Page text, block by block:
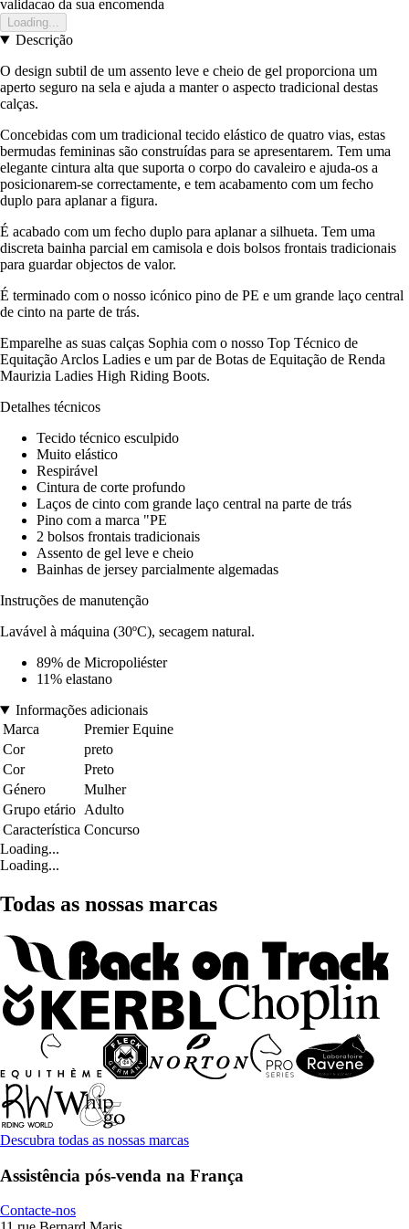
validacao da sua encomenda
Loading...
Descrição
O design subtil de um assento leve e cheio de gel proporciona um
aperto seguro na sela e ajuda a manter o aspecto tradicional destas
calças.
Concebidas com um tradicional tecido elástico de quatro vias, estas
bermudas femininas são construídas para se apresentarem. Tem uma
elegante cintura alta que suporta o corpo do cavaleiro e ajuda-os a
posicionarem-se correctamente, e tem acabamento com um fecho
duplo para aplanar a figura.
É acabado com um fecho duplo para aplanar a silhueta. Tem uma
discreta bainha parcial em camisola e dois bolsos frontais tradicionais
para guardar objectos de valor.
É terminado com o nosso icónico pino de PE e um grande laço central
de cinto na parte de trás.
Emparelhe as suas calças Sophia com o nosso Top Técnico de
Equitação Arclos Ladies e um par de Botas de Equitação de Renda
Maurizia Ladies High Riding Boots.
Detalhes técnicos
Tecido técnico esculpido
Muito elástico
Respirável
Cintura de corte profundo
Laços de cinto com grande laço central na parte de trás
Pino com a marca "PE
2 bolsos frontais tradicionais
Assento de gel leve e cheio
Bainhas de jersey parcialmente algemadas
Instruções de manutenção
Lavável à máquina (30ºC), secagem natural.
89% de Micropoliéster
11% elastano
Informações adicionais
Marca
Premier Equine
Cor
preto
Cor
Preto
Género
Mulher
Grupo etário Adulto
Característica Concurso
Loading...
Loading...
Todas as nossas marcas
Descubra todas as nossas marcas
Assistência pós-venda na França
Contacte-nos